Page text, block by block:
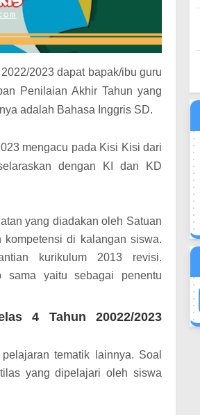
2023 dapat bapak/ibu guru
Penilaian Akhir Tahun yang
adalah Bahasa Inggris SD.
mengacu pada Kisi Kisi dari
dengan KI dan KD
yang diadakan oleh Satuan
di kalangan siswa.
kurikulum 2013 revisi.
sama yaitu sebagai penentu
4 Tahun 20022/2023
tematik lainnya. Soal
yang dipelajari oleh siswa